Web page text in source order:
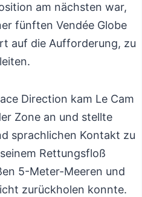
am nächsten war,
fünften Vendée Globe
auf die Aufforderung, zu
Direction kam Le Cam
Zone an und stellte
sprachlichen Kontakt zu
Rettungsfloß
5-Meter-Meeren und
zurückholen konnte.